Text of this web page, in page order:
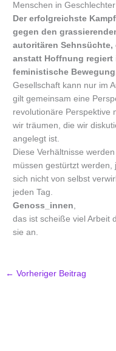
Menschen in
Der erfolgreichste
gegen den
autoritären
anstatt Hoffnung
feministische
Gesellschaft kann nur im
gilt gemeinsam eine
revolutionäre Perspektive
wir träumen, die wir
angelegt ist.
Diese Verhältnisse
müssen gestürtzt werden,
sich nicht von selbst
jeden Tag.
Genoss_innen,
das ist scheiße viel Arbeit
sie an.
← Vorheriger Beitrag